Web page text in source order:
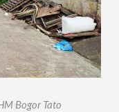
Bogor Tato